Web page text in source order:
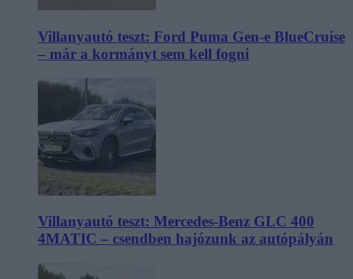
Villanyautó teszt: Ford Puma Gen-e BlueCruise
– már a kormányt sem kell fogni
Villanyautó teszt: Mercedes-Benz GLC 400
4MATIC – csendben hajózunk az autópályán